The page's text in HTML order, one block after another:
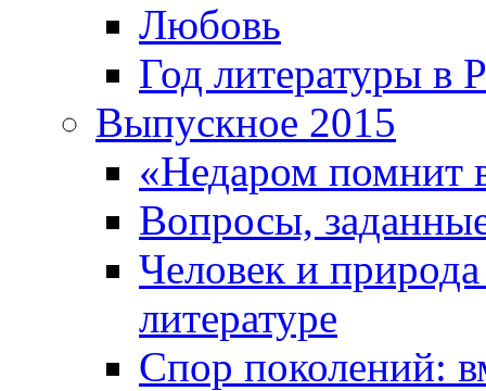
Любовь
Год литературы в
Выпускное 2015
«Недаром помнит
Вопросы,
Человек и
литературе
Спор поколений: